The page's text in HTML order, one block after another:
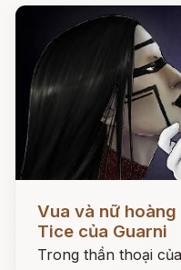
Vua và nữ
Tice của Guarni
Trong thần thoại